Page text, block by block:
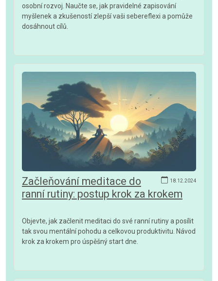
osobní rozvoj. Naučte se, jak pravidelné zapisování
myšlenek a zkušeností zlepší vaši sebereflexi a pomůže
dosáhnout cílů.
18.12.2024
Začleňování meditace do
ranní rutiny: postup krok za krokem
Objevte, jak začlenit meditaci do své ranní rutiny a posílit
tak svou mentální pohodu a celkovou produktivitu. Návod
krok za krokem pro úspěšný start dne.